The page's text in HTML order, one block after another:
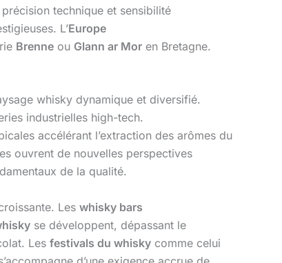
technique et sensibilité
L’Europe
Brenne ou Glann ar Mor en Bretagne.
whisky dynamique et diversifié.
industrielles high-tech.
accélérant l’extraction des arômes du
ouvrent de nouvelles perspectives
de la qualité.
Les whisky bars
se développent, dépassant le
Les festivals du whisky comme celui